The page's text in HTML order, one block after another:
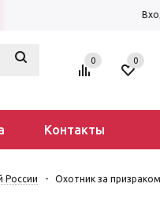
0 0
Контакты
России - Охотник за призраком